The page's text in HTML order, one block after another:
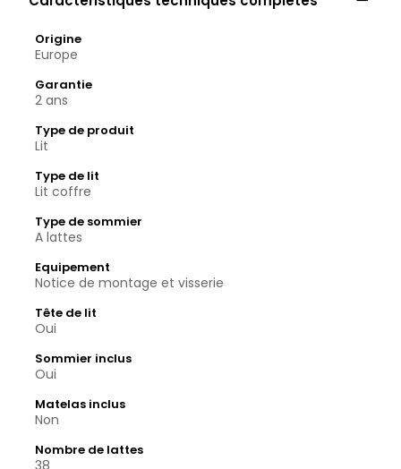
Origine
Europe
Garantie
2 ans
Type de produit
Lit
Type de lit
Lit coffre
Type de sommier
A lattes
Equipement
Notice de montage et visserie
Tête de lit
Oui
Sommier inclus
Oui
Matelas inclus
Non
Nombre de lattes